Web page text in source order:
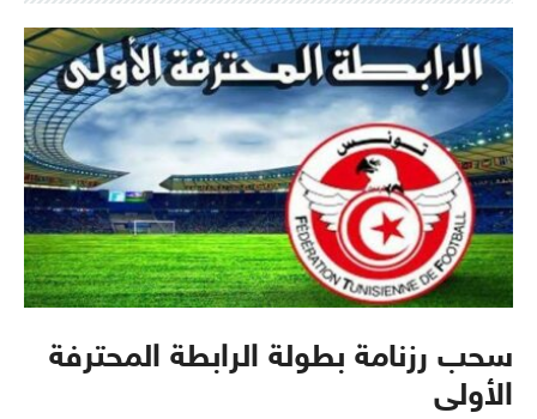
سحب رزنامة بطولة الرابطة المحترفة
الأولى